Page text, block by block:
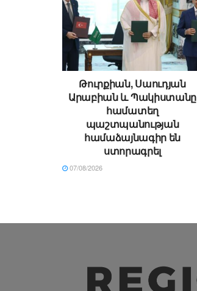
Թուրքիան, Սաուդյան
Արաբիան և Պակիստանը
համատեղ
պաշտպանության
համաձայնագիր են
ստորագրել
07/08/2026